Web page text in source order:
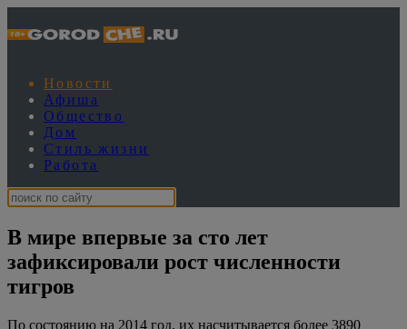
Новости
Афиша
Общество
Дом
Стиль жизни
Работа
В мире впервые за сто лет
зафиксировали рост численности
тигров
По состоянию на 2014 год, их насчитывается более 3890